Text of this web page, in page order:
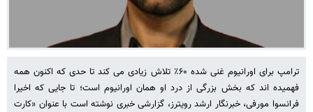
ترامپ برای اورانیوم غنی شده ۶۰٪ تلاش زیادی می کند تا حدی که اکنون همه
فهمیده اند که بخش بزرگی از درد او همان اورانیوم است؛ تا جایی که اخیرا
فرانسوا مورفی، خبرنگار ارشد رویترز، گزارشی خبری نوشته است با عنوان «کارت